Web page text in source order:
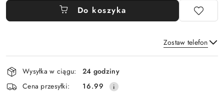
Do koszyka
Zostaw telefon
Wyślij
Dostępność
i
dostawa
Wysyłka w ciągu:
24 godziny
Cena przesyłki:
16.99